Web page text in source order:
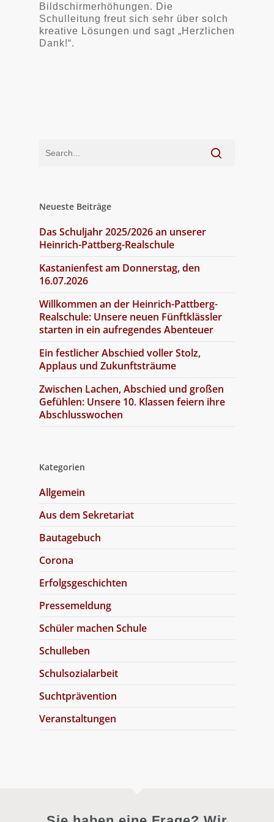
Bildschirmerhöhungen. Die
Schulleitung freut sich sehr über solch
kreative Lösungen und sagt „Herzlichen
Dank!“.
Neueste Beiträge
Das Schuljahr 2025/2026 an unserer
Heinrich-Pattberg-Realschule
Kastanienfest am Donnerstag, den
16.07.2026
Willkommen an der Heinrich-Pattberg-
Realschule: Unsere neuen Fünftklässler
starten in ein aufregendes Abenteuer
Ein festlicher Abschied voller Stolz,
Applaus und Zukunftsträume
Zwischen Lachen, Abschied und großen
Gefühlen: Unsere 10. Klassen feiern ihre
Abschlusswochen
Kategorien
Allgemein
Aus dem Sekretariat
Bautagebuch
Corona
Erfolgsgeschichten
Pressemeldung
Schüler machen Schule
Schulleben
Schulsozialarbeit
Suchtprävention
Veranstaltungen